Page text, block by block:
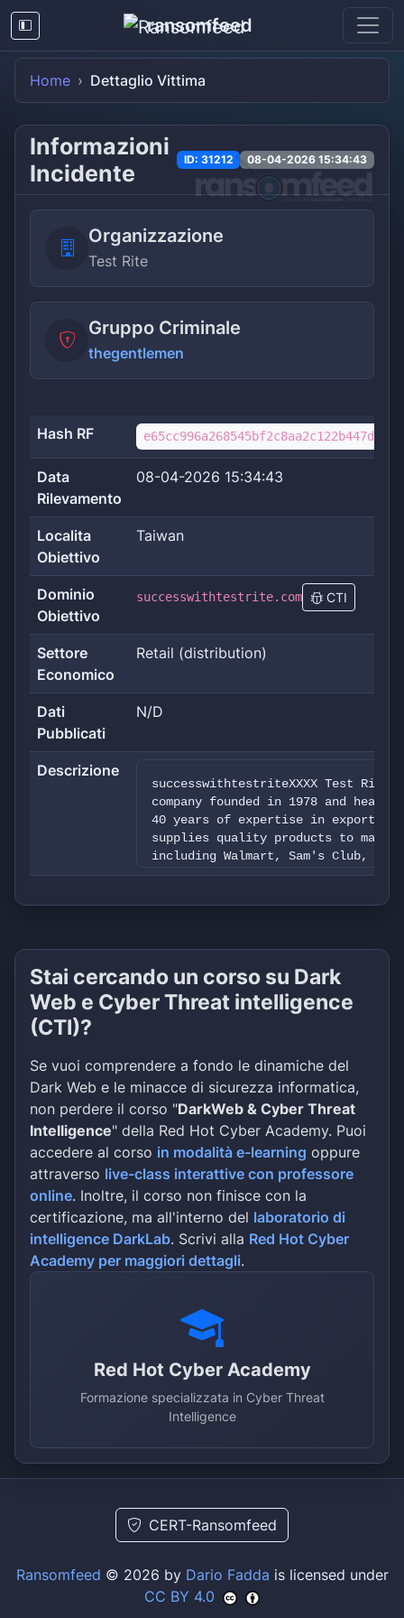
ransomfeed
Home Dettaglio Vittima
Informazioni
Incidente
ID: 31212 08-04-2026 15:34:43
Organizzazione
Test Rite
Gruppo Criminale
thegentlemen
Hash RF
Data
Rilevamento
08-04-2026 15:34:43
Localita
Obiettivo
Taiwan
Dominio
Obiettivo
successwithtestrite.com CTI
Settore
Economico
Retail (distribution)
Dati
Pubblicati
N/D
Descrizione
successwithtestriteXXXX Test
company founded in 1978 and
40 years of expertise in export
supplies quality products to
including Walmart, Sam's Club,
Metro, operating across 10+
HOLA Petite — in Taiwan and
Stai cercando un corso su Dark
Web e Cyber Threat intelligence
(CTI)?
Se vuoi comprendere a fondo le dinamiche del
Dark Web e le minacce di sicurezza informatica,
non perdere il corso "DarkWeb & Cyber Threat
Intelligence" della Red Hot Cyber Academy. Puoi
accedere al corso in modalità e-learning oppure
attraverso live-class interattive con professore
online. Inoltre, il corso non finisce con la
certificazione, ma all'interno del laboratorio di
intelligence DarkLab. Scrivi alla Red Hot Cyber
Academy per maggiori dettagli.
Red Hot Cyber Academy
Formazione specializzata in Cyber Threat
Intelligence
CERT-Ransomfeed
Ransomfeed © 2026 by Dario Fadda is licensed under
CC BY 4.0